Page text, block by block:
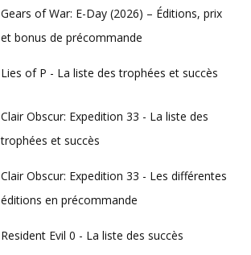
Gears of War: E-Day (2026) – Éditions, prix
et bonus de précommande
Lies of P - La liste des trophées et succès
Clair Obscur: Expedition 33 - La liste des
trophées et succès
Clair Obscur: Expedition 33 - Les différentes
éditions en précommande
Resident Evil 0 - La liste des succès